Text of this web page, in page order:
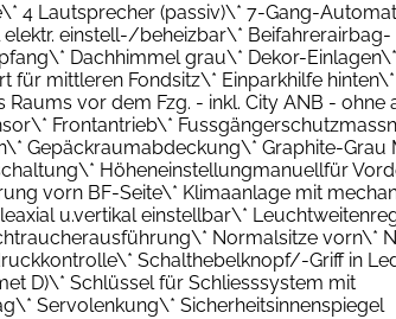
4 Lautsprecher (passiv)\* 7-Gang-
einstell-/beheizbar\* Beifahrerairbag-
Dachhimmel grau\* Dekor-Einlagen\*
für mittleren Fondsitz\* Einparkhilfe hinten\*
vor dem Fzg. - inkl. City ANB - ohne
Frontantrieb\*
Gepäckraumabdeckung\* Graphite-Grau
Höheneinstellungmanuellfür
vorn BF-Seite\* Klimaanlage mit
u.vertikal einstellbar\*
Normalsitze vorn\*
Schalthebelknopf/-Griff in
D)\* Schlüssel für Schliesssystem mit
Servolenkung\* Sicherheitsinnenspiegel